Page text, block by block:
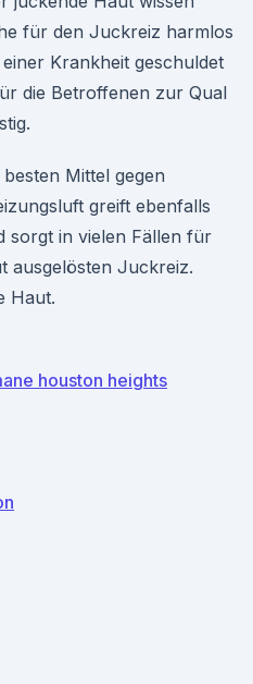
für den Juckreiz harmlos
Krankheit geschuldet
die Betroffenen zur Qual
Mittel gegen
greift ebenfalls
sorgt in vielen Fällen für
ausgelösten Juckreiz.
Haut.
houston heights